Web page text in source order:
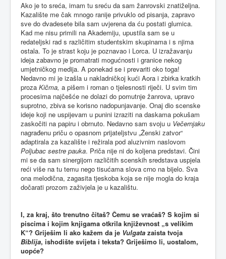
Ako je to sreća, imam tu sreću da sam žanrovski znatiželjna.
Kazalište me čak mnogo ranije privuklo od pisanja, zapravo
sve do dvadesete bila sam uvjerena da ću postati glumica.
Kad me nisu primili na Akademiju, upustila sam se u
redateljski rad s različitim studentskim skupinama i s njima
ostala. To je strast koju je poznavao i Lorca. U izražavanju
ideja zabavno je promatrati mogućnosti i granice nekog
umjetničkog medija. A ponekad se i prevariti oko toga!
Nedavno mi je izašla u nakladničkoj kući Aora i zbirka kratkih
proza Kičma, a pišem i roman o tjelesnosti riječi. U svim tim
procesima najčešće ne dolazi do pomutnje žanrova, upravo
suprotno, zbiva se korisno nadopunjavanje. Onaj dio scenske
ideje koji ne uspijevam u punini izraziti na daskama pokušam
zaskočiti na papiru i obrnuto. Nedavno sam svoju u Večernjaku
nagrađenu priču o opasnom prijateljstvu „Ženski zatvor“
adaptirala za kazalište i režirala pod aluzivnim naslovom
Poljubac sestre pauka. Priča nije ni do koljena predstavi. Čini
mi se da sam sinergijom različitih scenskih sredstava uspjela
reći više na tu temu nego tisućama slova crno na bijelo. Sva
ona melodična, zagasita tjeskoba koja se nije mogla do kraja
dočarati prozom zaživjela je u kazalištu.
I, za kraj, što trenutno čitaš? Čemu se vraćaš? S kojim si
piscima i kojim knjigama otkrila književnost „s velikim
K“? Griješim li ako kažem da je Vulgata zaista tvoja
Biblija, ishodište svijeta i teksta? Griješimo li, uostalom,
uopće?